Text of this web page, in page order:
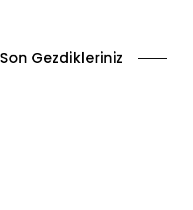
Son Gezdikleriniz